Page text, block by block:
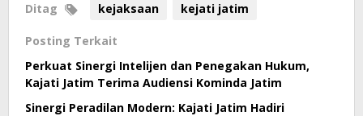
Ditag kejaksaan kejati jatim
Posting Terkait
Perkuat Sinergi Intelijen dan Penegakan Hukum,
Kajati Jatim Terima Audiensi Kominda Jatim
Sinergi Peradilan Modern: Kajati Jatim Hadiri